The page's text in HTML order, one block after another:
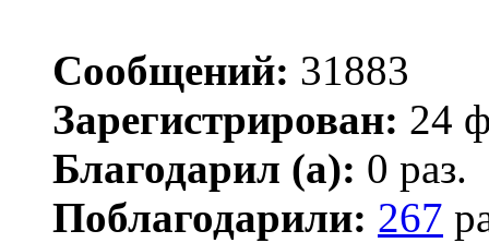
Сообщений: 31883
Зарегистрирован: 24
Благодарил (а): 0 раз.
Поблагодарили: 267